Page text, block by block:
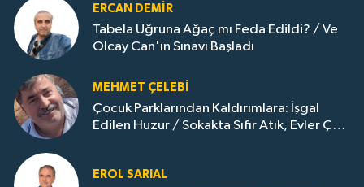
ERCAN DEMIR
Tabela Uğruna Ağaç mı Feda Edildi? / Ve
Olcay Can'ın Sınavı Başladı
MEHMET ÇELEBI
Çocuk Parklarından Kaldırımlara: İşgal
Edilen Huzur / Sokakta Sıfır Atık, Evler Çöp
EROL SARIAL